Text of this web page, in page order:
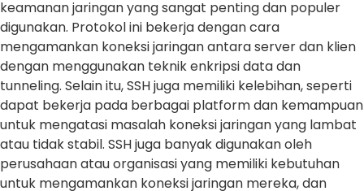
keamanan jaringan yang sangat penting dan populer
digunakan. Protokol ini bekerja dengan cara
mengamankan koneksi jaringan antara server dan klien
dengan menggunakan teknik enkripsi data dan
tunneling. Selain itu, SSH juga memiliki kelebihan, seperti
dapat bekerja pada berbagai platform dan kemampuan
untuk mengatasi masalah koneksi jaringan yang lambat
atau tidak stabil. SSH juga banyak digunakan oleh
perusahaan atau organisasi yang memiliki kebutuhan
untuk mengamankan koneksi jaringan mereka, dan